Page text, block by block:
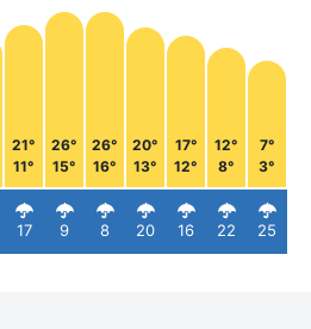
21°
11°
17
26°
15°
9
26°
16°
8
20°
13°
20
17°
12°
16
12°
8°
22
7°
3°
25